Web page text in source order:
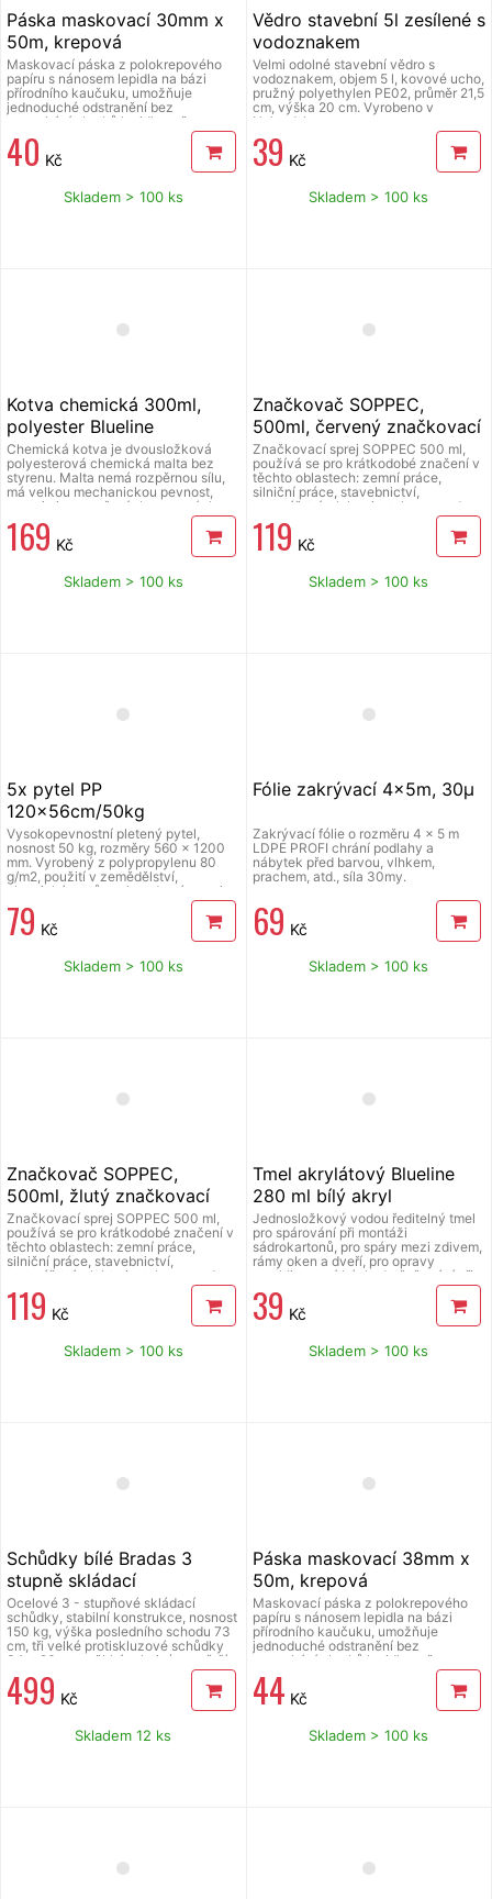
Páska maskovací 30mm x
50m, krepová
Maskovací páska z polokrepového
papíru s nánosem lepidla na bázi
přírodního kaučuku, umožňuje
jednoduché odstranění bez
zanechání zbytků lepidla, určena pro
použití v interiéru pro malíře,
lakýrníky a pro využití ve
stavebnictví jako ochrana před
poškozením, pásku je nutné odstranit
do 24 hodin od aplikace, jinak hrozí
40 Kč
Skladem > 100 ks
Vědro stavební 5l zesílené s
vodoznakem
Velmi odolné stavební vědro s
vodoznakem, objem 5 l, kovové ucho,
pružný polyethylen PE02, průměr 21,5
cm, výška 20 cm. Vyrobeno v
Holandsku.
39 Kč
Skladem > 100 ks
Kotva chemická 300ml,
polyester Blueline
Chemická kotva je dvousložková
polyesterová chemická malta bez
styrenu. Malta nemá rozpěrnou sílu,
má velkou mechanickou pevnost,
reaguje i v uzavřených prostorách.
Kotvení závitových tyčí, objímek,
armovacích tyčí a obdobných,
nejčastěji kovových profilů, do
použití sítka) soudržných stavebních
materiálů – cihla, beton, kámen apod.,
169 Kč
Skladem > 100 ks
Značkovač SOPPEC,
500ml, červený značkovací
sprej
Značkovací sprej SOPPEC 500 ml,
používá se pro krátkodobé značení v
těchto oblastech: zemní práce,
silniční práce, stavebnictví,
topenářství, elektroinstalace apod.
velmi dobrá přilnavost, vysoká
odolnost proti povětrnostním vlivům,
rychleschnoucí fluorescenční barva,
objem 500 ml, krytka spouště.
119 Kč
Skladem > 100 ks
5x pytel PP
120x56cm/50kg
vysokopevnostní pletený
Vysokopevnostní pletený pytel,
nosnost 50 kg, rozměry 560 x 1200
mm. Vyrobený z polypropylenu 80
g/m2, použití v zemědělství,
chemickém průmyslu v domácnosti
aj. dále pro přepravu sypkého,
pevného zboží či materiálu
nejrůznějšího charakteru nebo po
ochrana. Pět kusů v balení.
79 Kč
Skladem > 100 ks
Fólie zakrývací 4x5m, 30µ
Zakrývací fólie o rozměru 4 x 5 m
LDPE PROFI chrání podlahy a
nábytek před barvou, vlhkem,
prachem, atd., síla 30my.
69 Kč
Skladem > 100 ks
Značkovač SOPPEC,
500ml, žlutý značkovací
sprej
Značkovací sprej SOPPEC 500 ml,
používá se pro krátkodobé značení v
těchto oblastech: zemní práce,
silniční práce, stavebnictví,
topenářství, elektroinstalace apod.
velmi dobrá přilnavost, vysoká
odolnost proti povětrnostním vlivům,
rychleschnoucí fluorescenční barva,
objem 500 ml, krytka spouště.
119 Kč
Skladem > 100 ks
Tmel akrylátový Blueline
280 ml bílý akryl
Jednosložkový vodou ředitelný tmel
pro spárování při montáži
sádrokartonů, pro spáry mezi zdivem,
rámy oken a dveří, pro opravy
prasklin v omítkách, dotěsňování při
montáži vzduchotechniky.
Přetíratelný, odolný UV, min.
seschnutí. Objem 280 ml.
39 Kč
Skladem > 100 ks
Schůdky bílé Bradas 3
stupně skládací
Ocelové 3 - stupňové skládací
schůdky, stabilní konstrukce, nosnost
150 kg, výška posledního schodu 73
cm, tři velké protiskluzové schůdky
34 x 26 cm, měkká rukojeť pro větší
pohodlí při přenášení, rozměr schůdků
po složení (š x v x h) 38 x 8,5 x 121,5
cm, barva bílá.
499 Kč
Skladem 12 ks
Páska maskovací 38mm x
50m, krepová
Maskovací páska z polokrepového
papíru s nánosem lepidla na bázi
přírodního kaučuku, umožňuje
jednoduché odstranění bez
zanechání zbytků lepidla, určena pro
použití v interiéru pro malíře,
lakýrníky a pro využití ve
stavebnictví jako ochrana před
poškozením, pásku je nutné odstranit
do 24 hodin od aplikace, jinak hrozí
44 Kč
Skladem > 100 ks